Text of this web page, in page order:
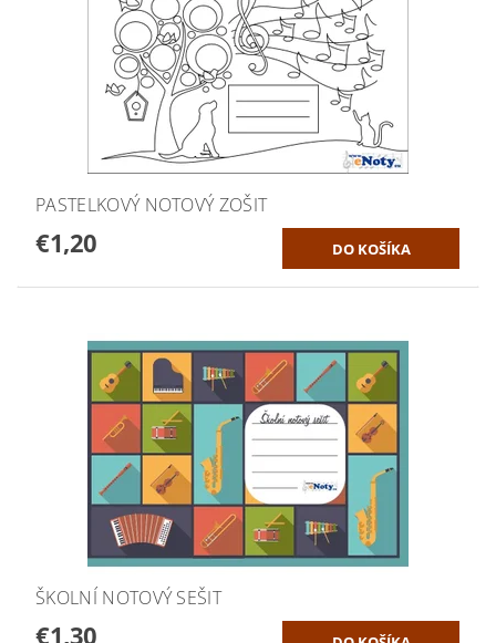
PASTELKOVÝ NOTOVÝ ZOŠIT
€1,20
ŠKOLNÍ NOTOVÝ SEŠIT
€1,30